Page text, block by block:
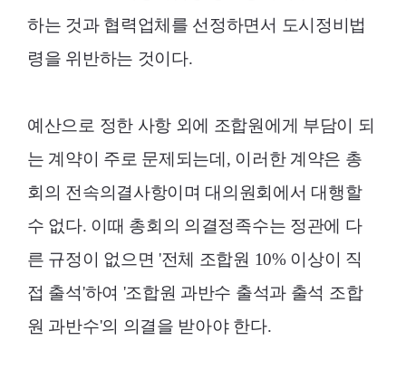
하는 것과 협력업체를 선정하면서 도시정비법
령을 위반하는 것이다.
예산으로 정한 사항 외에 조합원에게 부담이 되
는 계약이 주로 문제되는데, 이러한 계약은 총
회의 전속의결사항이며 대의원회에서 대행할
수 없다. 이때 총회의 의결정족수는 정관에 다
른 규정이 없으면 '전체 조합원 10% 이상이 직
접 출석'하여 '조합원 과반수 출석과 출석 조합
원 과반수'의 의결을 받아야 한다.